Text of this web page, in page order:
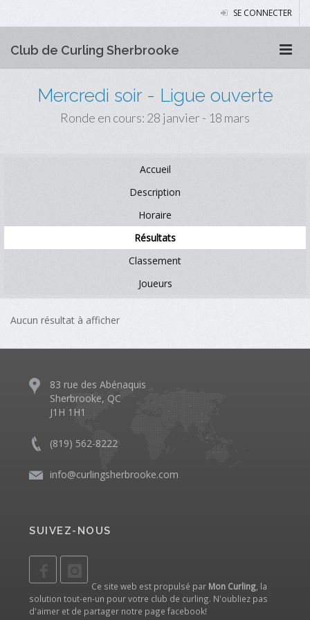
SE CONNECTER
Club de Curling Sherbrooke
Mercredi soir - Ligue ouverte
Ronde en cours: 28 janvier - 18 mars
Accueil
Description
Horaire
Résultats
Classement
Joueurs
Aucun résultat à afficher
83 rue des Abénaquis
Sherbrooke, QC
J1H 1H1
(819) 562-8222
info@curlingsherbrooke.com
SUIVEZ-NOUS
Ce site web est propulsé par Mon Curling, la
solution tout-en-un pour votre club de curling. N'oubliez pas
d'aimer et de partager notre page facebook!